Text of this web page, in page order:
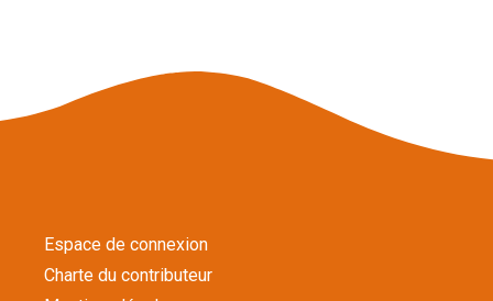
Espace de connexion
Charte du contributeur